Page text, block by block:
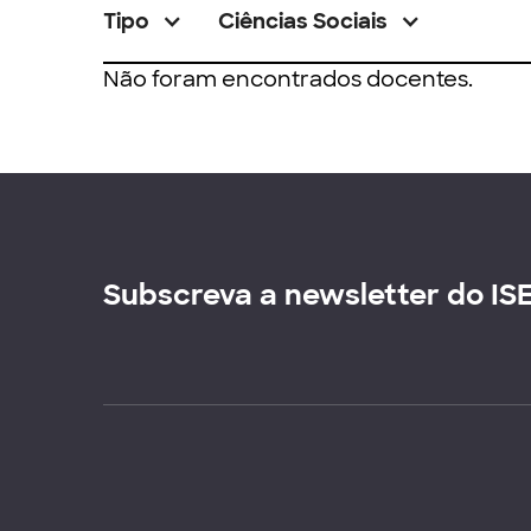
Tipo Ciências Sociais
Não foram encontrados docentes.
Subscreva a newsletter do